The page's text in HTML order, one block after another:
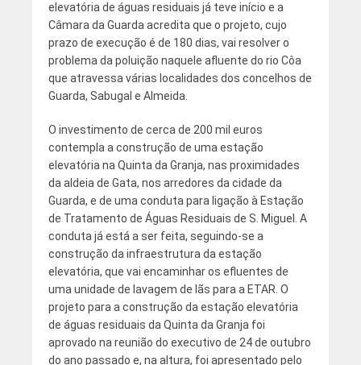
elevatória de águas residuais já teve início e a
Câmara da Guarda acredita que o projeto, cujo
prazo de execução é de 180 dias, vai resolver o
problema da poluição naquele afluente do rio Côa
que atravessa várias localidades dos concelhos de
Guarda, Sabugal e Almeida.
O investimento de cerca de 200 mil euros
contempla a construção de uma estação
elevatória na Quinta da Granja, nas proximidades
da aldeia de Gata, nos arredores da cidade da
Guarda, e de uma conduta para ligação à Estação
de Tratamento de Águas Residuais de S. Miguel. A
conduta já está a ser feita, seguindo-se a
construção da infraestrutura da estação
elevatória, que vai encaminhar os efluentes de
uma unidade de lavagem de lãs para a ETAR. O
projeto para a construção da estação elevatória
de águas residuais da Quinta da Granja foi
aprovado na reunião do executivo de 24 de outubro
do ano passado e, na altura, foi apresentado pelo